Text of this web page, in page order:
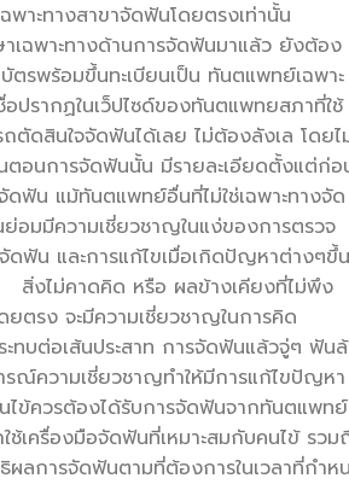
ะทางสาขาจัดฟันโดยตรงเท่านั้น
เฉพาะทางด้านการจัดฟันมาแล้ว ยังต้อง
รพร้อมขึ้นทะเบียนเป็น ทันตแพทย์เฉพาะ
ปรากฏในเว็ปไซด์ของทันตแพทยสภาที่ใช้
ตัดสินใจจัดฟันได้เลย ไม่ต้องลังเล โดยไ
ตอนการจัดฟันนั้น มีรายละเอียดตั้งแต่ก่อ
ฟัน แม้ทันตแพทย์อื่นที่ไม่ใช่เฉพาะทางจัด
อมมีความเชี่ยวชาญในแง่ของการตรวจ
ฟัน และการแก้ไขเมื่อเกิดปัญหาต่างๆขึ้น
สิ่งไม่คาดคิด หรือ ผลข้างเคียงที่ไม่พึง
ตรง จะมีความเชี่ยวชาญในการคิด
ทบต่อเส้นประสาท การจัดฟันแล้วจู่ๆ ฟัน
ณ์ความเชี่ยวชาญทำให้มีการแก้ไขปัญหา
ไข้ควรต้องได้รับการจัดฟันจากทันตแพทย์
เครื่องมือจัดฟันที่เหมาะสมกับคนไข้ รวม
ผลการจัดฟันตามที่ต้องการในเวลาที่กำห